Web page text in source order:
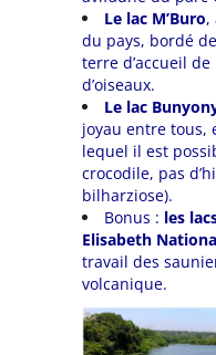
Le lac M’Buro,
du pays, bordé
terre d’accueil
d’oiseaux.
Le lac
joyau entre tous,
lequel il est
crocodile, pas
bilharziose).
Bonus : les
Elisabeth
travail des
volcanique.